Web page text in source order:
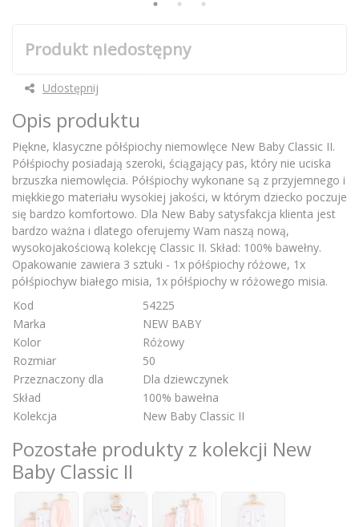
Produkt niedostępny
Udostępnij
Opis produktu
Piękne, klasyczne półśpiochy niemowlęce New Baby Classic II.
Półśpiochy posiadają szeroki, ściągający pas, który nie uciska
brzuszka niemowlęcia. Półśpiochy wykonane są z przyjemnego i
miękkiego materiału wysokiej jakości, w którym dziecko poczuje
się bardzo komfortowo. Dla New Baby satysfakcja klienta jest
bardzo ważna i dlatego oferujemy Wam naszą nową,
wysokojakościową kolekcję Classic II. Skład: 100% bawełny.
Opakowanie zawiera 3 sztuki - 1x półśpiochy różowe, 1x
półśpiochyw białego misia, 1x półśpiochy w różowego misia.
Kod
54225
Marka
NEW BABY
Kolor
Różowy
Rozmiar
50
Przeznaczony dla
Dla dziewczynek
Skład
100% bawełna
Kolekcja
New Baby Classic II
Pozostałe produkty z kolekcji New
Baby Classic II